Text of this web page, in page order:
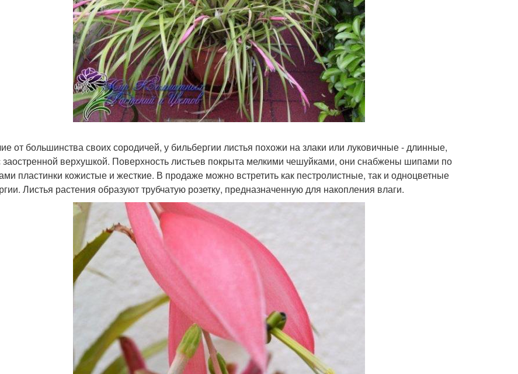
от большинства своих сородичей, у бильбергии листья похожи на злаки или луковичные - длинные,
заостренной верхушкой. Поверхность листьев покрыта мелкими чешуйками, они снабжены шипами по
пластинки кожистые и жесткие. В продаже можно встретить как пестролистные, так и одноцветные
Листья растения образуют трубчатую розетку, предназначенную для накопления влаги.